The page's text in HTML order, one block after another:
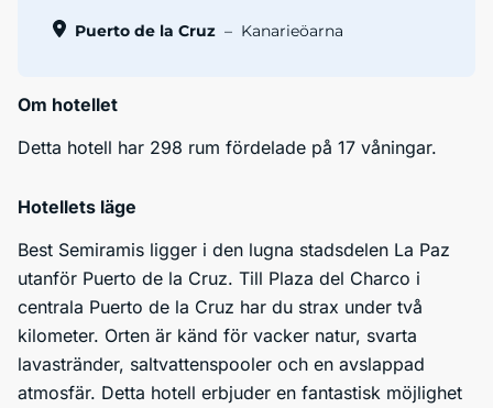
Puerto de la Cruz – Kanarieöarna
Om hotellet
Detta hotell har 298 rum fördelade på 17 våningar.
Hotellets läge
Best Semiramis ligger i den lugna stadsdelen La Paz
utanför Puerto de la Cruz. Till Plaza del Charco i
centrala Puerto de la Cruz har du strax under två
kilometer. Orten är känd för vacker natur, svarta
lavastränder, saltvattenspooler och en avslappad
atmosfär. Detta hotell erbjuder en fantastisk möjlighet